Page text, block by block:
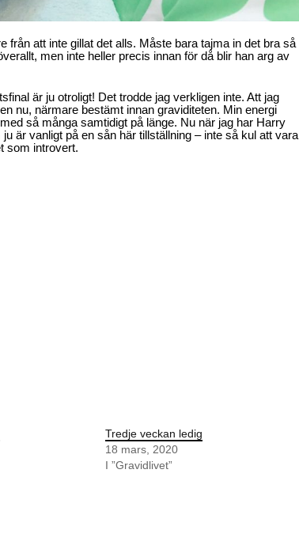
från att inte gillat det alls. Måste bara tajma in det bra så
men inte heller precis innan för då blir han arg av
är ju otroligt! Det trodde jag verkligen inte. Att jag
nu, närmare bestämt innan graviditeten. Min energi
så många samtidigt på länge. Nu när jag har Harry
är vanligt på en sån här tillställning – inte så kul att vara
som introvert.
Tredje veckan ledig
18 mars, 2020
I ”Gravidlivet”